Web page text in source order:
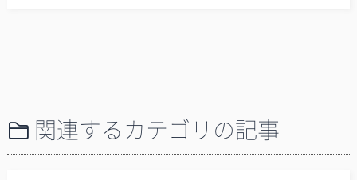
関連するカテゴリの記事